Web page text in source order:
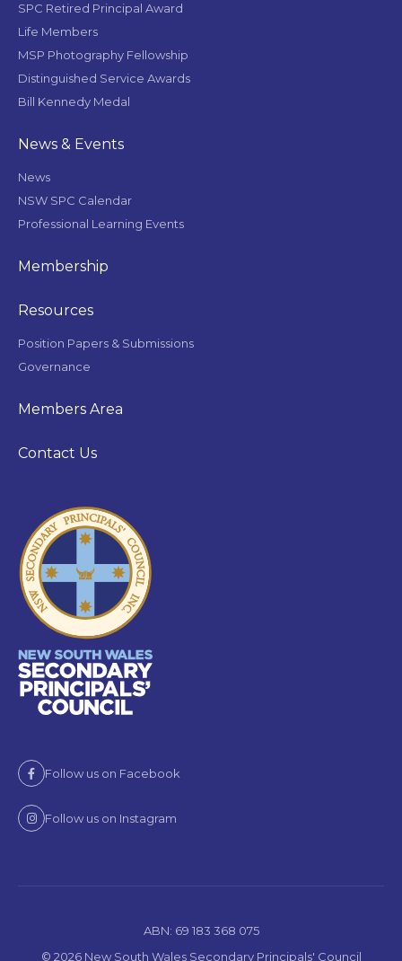
SPC Retired Principal Award
Life Members
MSP Photography Fellowship
Distinguished Service Awards
Bill Kennedy Medal
News & Events
News
NSW SPC Calendar
Professional Learning Events
Membership
Resources
Position Papers & Submissions
Governance
Members Area
Contact Us
Follow us on Facebook
Follow us on Instagram
ABN: 69 183 368 075
© 2026 New South Wales Secondary Principals' Council